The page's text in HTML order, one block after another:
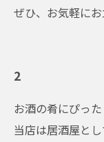
ぜひ、お気軽にお
2
お酒の肴にぴっ
当店は居酒屋と